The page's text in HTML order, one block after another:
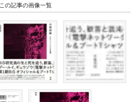
この記事の画像一覧